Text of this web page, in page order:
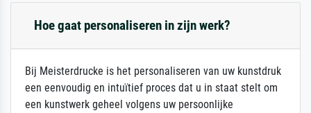
Hoe gaat personaliseren in zijn werk?
Bij Meisterdrucke is het personaliseren van uw kunstdruk
een eenvoudig en intuïtief proces dat u in staat stelt om
een kunstwerk geheel volgens uw persoonlijke